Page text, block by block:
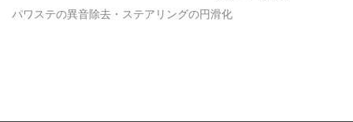
パワステの異音除去・ステアリングの円滑化